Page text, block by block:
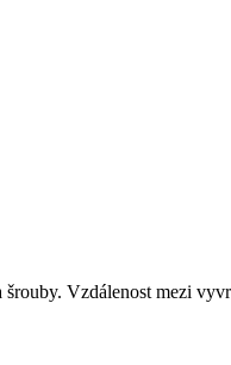
Vzdálenost mezi